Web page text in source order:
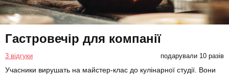
Гастровечір для компанії
3 відгуки подарували 10 разів
Учасники вирушать на майстер-клас до кулінарної студії. Вони